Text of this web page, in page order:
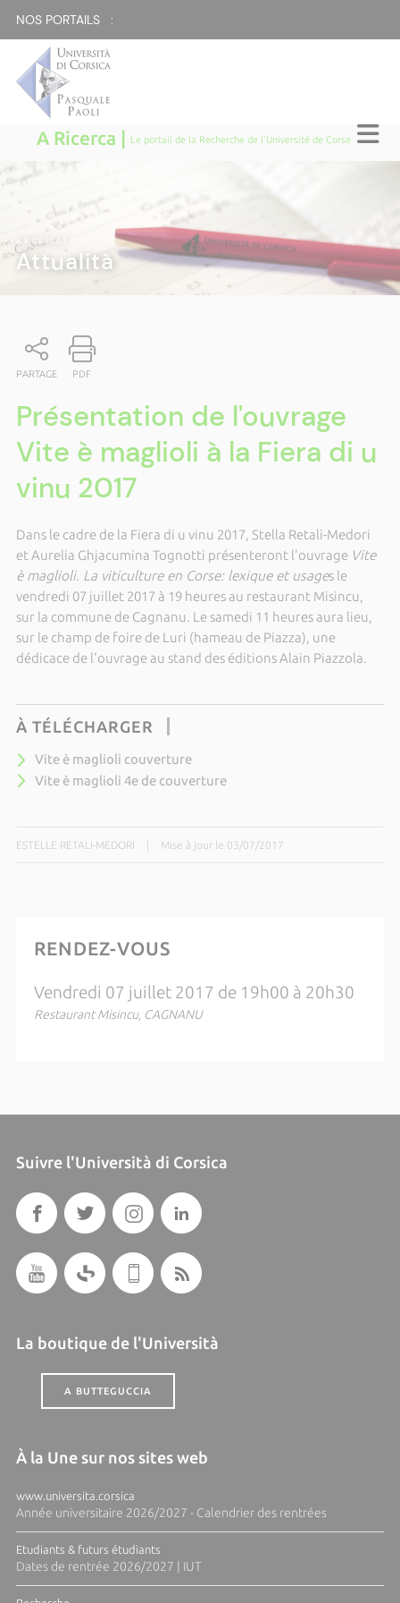
NOS PORTAILS :
A Ricerca | Le portail de la Recherche de l'Université de Corse
A RICERCA
Attualità
PARTAGE PDF
Présentation de l'ouvrage
Vite è maglioli à la Fiera di u
vinu 2017
Dans le cadre de la Fiera di u vinu 2017, Stella Retali-Medori
et Aurelia Ghjacumina Tognotti présenteront l'ouvrage Vite
è maglioli. La viticulture en Corse: lexique et usages le
vendredi 07 juillet 2017 à 19 heures au restaurant Misincu,
sur la commune de Cagnanu. Le samedi 11 heures aura lieu,
sur le champ de foire de Luri (hameau de Piazza), une
dédicace de l'ouvrage au stand des éditions Alain Piazzola.
À TÉLÉCHARGER
Vite è maglioli couverture
Vite è maglioli 4e de couverture
ESTELLE RETALI-MEDORI Mise à jour le 03/07/2017
RENDEZ-VOUS
Vendredi 07 juillet 2017 de 19h00 à 20h30
Restaurant Misincu, CAGNANU
Suivre l'Università di Corsica
La boutique de l'Università
A BUTTEGUCCIA
À la Une sur nos sites web
www.universita.corsica
Année universitaire 2026/2027 - Calendrier des rentrées
Etudiants & futurs étudiants
Dates de rentrée 2026/2027 | IUT